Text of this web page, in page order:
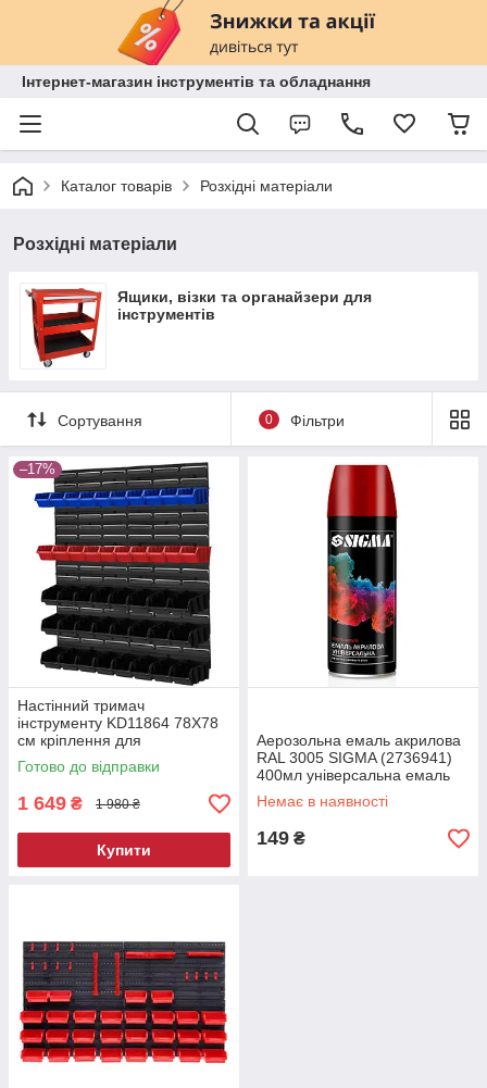
Інтернет-магазин інструментів та обладнання
Каталог товарів Розхідні матеріали
Розхідні матеріали
Ящики, візки та органайзери для
інструментів
Сортування 0 Фільтри
–17%
Настінний тримач
інструменту KD11864 78X78
см кріплення для
інструментів на стіну настінна
дошка для інструментів
Готово до відправки
1 649 ₴ 1 980 ₴
Купити
Аерозольна емаль акрилова
RAL 3005 SIGMA (2736941)
400мл універсальна емаль
аерозольна емаль з високою
стійкістю
Немає в наявності
149 ₴